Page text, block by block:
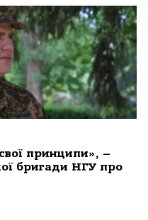
принципи», –
бригади НГУ про